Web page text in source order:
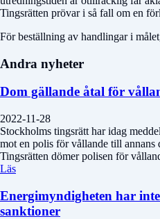
Tingsrätten prövar i så fall om en
För beställning av handlingar i
Andra nyheter
Dom gällande åtal för
2022-11-28
Stockholms tingsrätt har idag
mot en polis för vållande till annans
Tingsrätten dömer polisen för
Läs
Energimyndigheten har
sanktioner